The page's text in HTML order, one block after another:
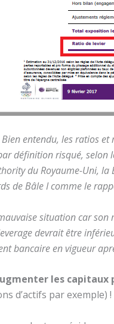
Bien entendu, les ratios
définition risqué, selon
du Royaume-Uni,
de Bâle I comme le
situation car
devrait être
bancaire en vigueur
les capitaux
d’actifs par exemple) !